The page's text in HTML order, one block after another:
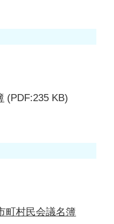
(PDF:235 KB)
町村民会議名簿